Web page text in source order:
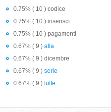
0.75% ( 10 ) codice
0.75% ( 10 ) inserisci
0.75% ( 10 ) pagamenti
0.67% ( 9 ) alla
0.67% ( 9 ) dicembre
0.67% ( 9 ) serie
0.67% ( 9 ) tutte